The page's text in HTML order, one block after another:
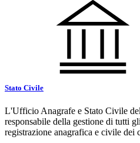
Stato Civile
L'Ufficio Anagrafe e Stato Civile
responsabile della gestione di tutti
registrazione anagrafica e civile dei